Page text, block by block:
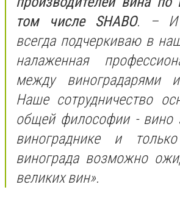
том числе SHABO. – И
всегда подчеркиваю в
налаженная
между виноградарями
Наше сотрудничество
общей философии - вино
винограднике и
винограда возможно
великих вин».